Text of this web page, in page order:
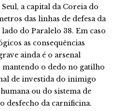
a capital da Coreia do
das linhas de defesa da
do Paralelo 38. Em caso
as consequências
ainda é o arsenal
mantendo o dedo no gatilho
de investida do inimigo
ou do sistema de
desfecho da carnificina.